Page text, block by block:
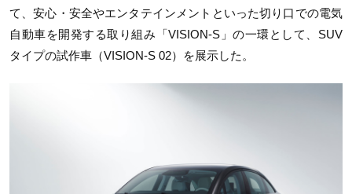
て、安心・安全やエンタテインメントといった切り口での電気
自動車を開発する取り組み「VISION-S」の一環として、SUV
タイプの試作車（VISION-S 02）を展示した。